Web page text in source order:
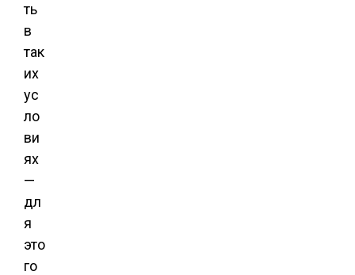
ть
в
так
их
ус
ло
ви
ях
—
дл
я
это
го